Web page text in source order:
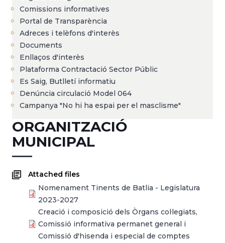
Comissions informatives
Portal de Transparència
Adreces i telèfons d'interès
Documents
Enllaços d'interès
Plataforma Contractació Sector Públic
Es Saig, Butlletí informatiu
Denúncia circulació Model 064
Campanya "No hi ha espai per el masclisme"
ORGANITZACIÓ
MUNICIPAL
Attached files
Nomenament Tinents de Batlia - Legislatura
2023-2027
Creació i composició dels Òrgans col·legiats,
Comissió informativa permanet general i
Comissió d'hisenda i especial de comptes